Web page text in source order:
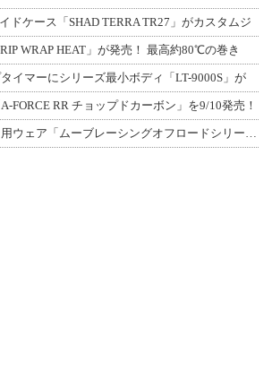
ドケース「SHAD TERRA TR27」がカスタムジ
WRAP HEAT」が発売！ 最高約80℃の巻き
タイマーにシリーズ最小ボディ「LT-9000S」が
FORCE RR チョップドカーボン」を9/10発売！
クシタニのモトクロス用ウェア「ムーブレーシングオフロードシリーズ」3アイテムが登